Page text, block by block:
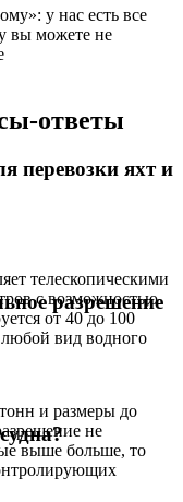
у нас есть все
вы можете не
ответы
перевозки яхт и
телескопическими
с возможностью
от 40 до 100
вид водного
разрешение
и размеры до
не
выше больше, то